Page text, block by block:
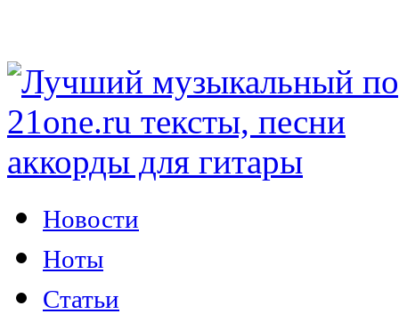
Новости
Ноты
Статьи